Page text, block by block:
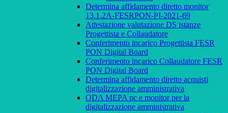
Determina affidamento diretto monitor
13.1.2A-FESRPON-PI-2021-69
Attestazione valutazione DS istanze
Progettista e Collaudatore
Conferimento incarico Progettista FESR
PON Digital Board
Conferimento incarico Collaudatore FESR
PON Digital Board
Determina affidamento diretto acquisti
digitalizzazione amministrativa
ODA MEPA pc e monitor per la
digitalizzazione amministrativa